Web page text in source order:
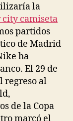
la
camiseta
partidos
de Madrid
ha
El 29 de
regreso al
de la Copa
marcó el